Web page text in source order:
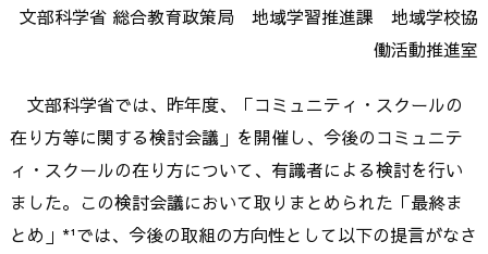
文部科学省 総合教育政策局 地域学習推進課 地域学校協
働活動推進室
文部科学省では、昨年度、「コミュニティ・スクールの
在り方等に関する検討会議」を開催し、今後のコミュニテ
ィ・スクールの在り方について、有識者による検討を行い
ました。この検討会議において取りまとめられた「最終ま
とめ」*¹では、今後の取組の方向性として以下の提言がなさ